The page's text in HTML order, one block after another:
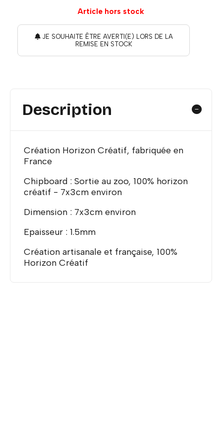
Article hors stock
JE SOUHAITE ÊTRE AVERTI(E) LORS DE LA
REMISE EN STOCK
Description
Création Horizon Créatif, fabriquée en
France
Chipboard : Sortie au zoo, 100% horizon
créatif - 7x3cm environ
Dimension : 7x3cm environ
Epaisseur : 1.5mm
Création artisanale et française, 100%
Horizon Créatif